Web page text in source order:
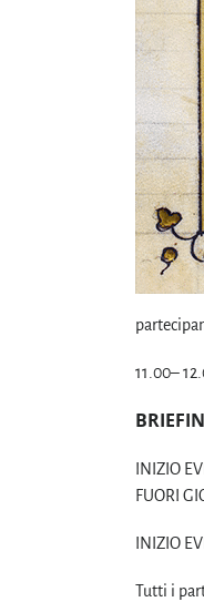
11.00–
INIZIO
FUORI
INIZIO
Tutti i